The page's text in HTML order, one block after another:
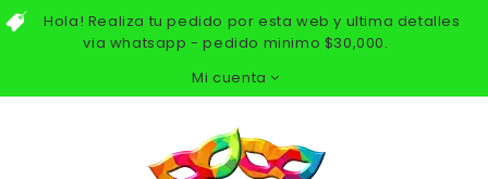
Hola! Realiza tu pedido por esta web y ultima detalles
via whatsapp - pedido minimo $30,000.
Mi cuenta